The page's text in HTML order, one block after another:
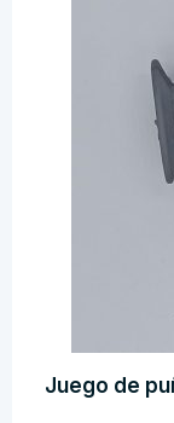
Juego de